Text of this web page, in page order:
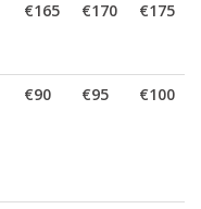
€165 €170 €175
€90 €95 €100